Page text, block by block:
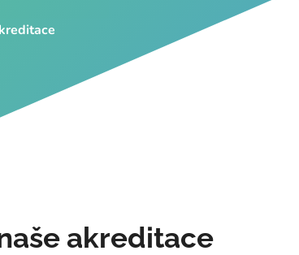
akreditace